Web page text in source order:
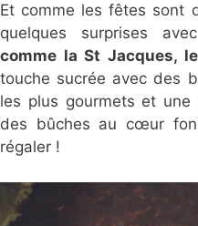
Et comme les fêtes sont
quelques surprises
comme la St Jacques,
touche sucrée avec des
les plus gourmets et une
des bûches au cœur
régaler !